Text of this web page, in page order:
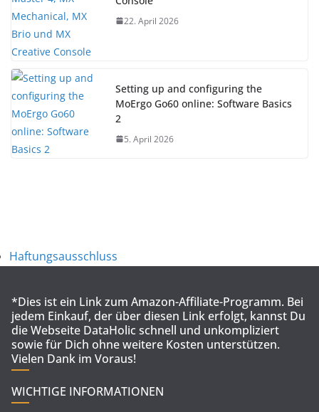
22. April 2026
Setting up and configuring the
MoErgo Go60 online: Software Basics
2
5. April 2026
Haftungsausschluss
*Dies ist ein Link zum Amazon-Affiliate-Programm. Bei
jedem Einkauf, der über diesen Link erfolgt, kannst Du
die Webseite DataHolic schnell und unkompliziert
sowie für Dich ohne weitere Kosten unterstützen.
Vielen Dank im Voraus!
WICHTIGE INFORMATIONEN